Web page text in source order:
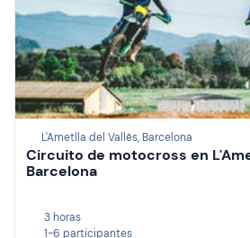
L'Ametlla del Vallès, Barcelona
Circuito de motocross en
Barcelona
3 horas
1-6 participantes